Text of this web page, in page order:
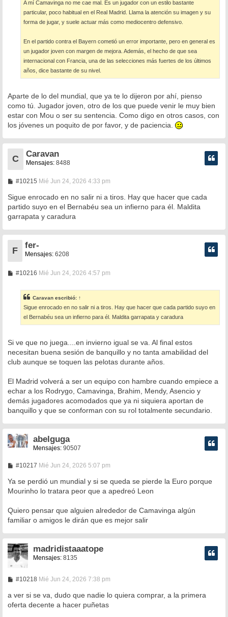
j
e
A mí Camavinga no me cae mal. Es un jugador con un estilo bastante
particular, poco habitual en el Real Madrid. Llama la atención su imagen y su
forma de jugar, y suele actuar más como mediocentro defensivo.
En el partido contra el Bayern cometió un error importante, pero en general es
un jugador joven con margen de mejora. Además, el hecho de que sea
internacional con Francia, una de las selecciones más fuertes de los últimos
años, dice bastante de su nivel.
Aparte de lo del mundial, que ya te lo dijeron por ahí, pienso
como tú. Jugador joven, otro de los que puede venir le muy bien
estar con Mou o ser su sentencia. Como digo en otros casos, con
los jóvenes un poquito de por favor, y de paciencia.
C
Caravan
Mensajes: 8488
#10215M
n
a
j
Mié Jun 24, 2026 4:33 pm
Sigue enrocado en no salir ni a tiros. Hay que hacer que cada
partido suyo en el Bernabéu sea un infierno para él. Maldita
garrapata y caradura
F
fer-
Mensajes: 6208
#10216M
a
j
e
Mié Jun 24, 2026 4:57 pm
Caravan escribió: ↑
Sigue enrocado en no salir ni a tiros. Hay que hacer que cada partido suyo en
el Bernabéu sea un infierno para él. Maldita garrapata y caradura
Si ve que no juega....en invierno igual se va. Al final estos
necesitan buena sesión de banquillo y no tanta amabilidad del
club aunque se toquen las pelotas durante años.
El Madrid volverá a ser un equipo con hambre cuando empiece a
echar a los Rodrygo, Camavinga, Brahim, Mendy, Asencio y
demás jugadores acomodados que ya ni siquiera aportan de
banquillo y que se conforman con su rol totalmente secundario.
abelguga
Mensajes: 90507
#10217M
n
a
e
Mié Jun 24, 2026 5:07 pm
Ya se perdió un mundial y si se queda se pierde la Euro porque
Mourinho lo tratara peor que a apedreó Leon
Quiero pensar que alguien alrededor de Camavinga algún
familiar o amigos le dirán que es mejor salir
madridistaaatope
Mensajes: 8135
#10218M
n
s
a
Mié Jun 24, 2026 7:38 pm
a ver si se va, dudo que nadie lo quiera comprar, a la primera
oferta decente a hacer puñetas